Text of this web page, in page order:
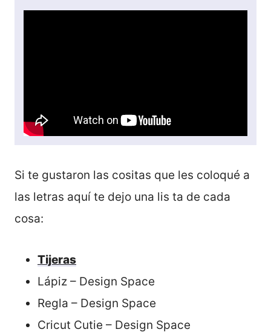
Si te gustaron las cositas que les coloqué a
las letras aquí te dejo una lis ta de cada
cosa:
Tijeras
Lápiz – Design Space
Regla – Design Space
Cricut Cutie – Design Space